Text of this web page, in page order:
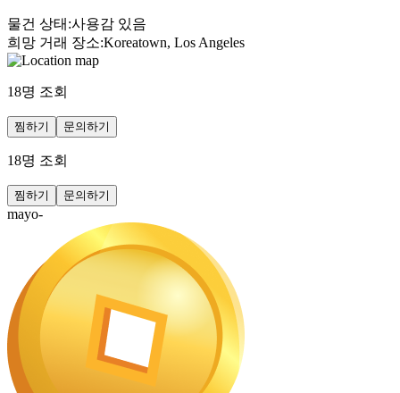
물건 상태 :사용감 있음
희망 거래 장소:Koreatown, Los Angeles
18명 조회
찜하기 문의하기
18명 조회
찜하기 문의하기
mayo-